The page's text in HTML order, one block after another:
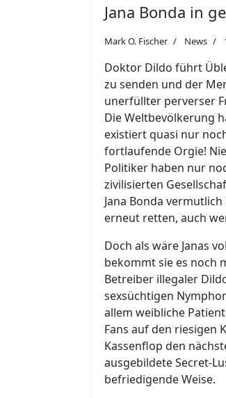
Jana Bonda in
Mark O. Fischer News
Doktor Dildo führt
zu senden und der
unerfüllter perverser
Die Weltbevölkerung
existiert quasi nur
fortlaufende Orgie!
Politiker haben nur
zivilisierten
Jana Bonda
erneut retten, auch
Doch als wäre Janas
bekommt sie es noch
Betreiber illegaler
sexsüchtigen
allem weibliche
Fans auf den riesigen
Kassenflop den
ausgebildete Secret-
befriedigende Weise.